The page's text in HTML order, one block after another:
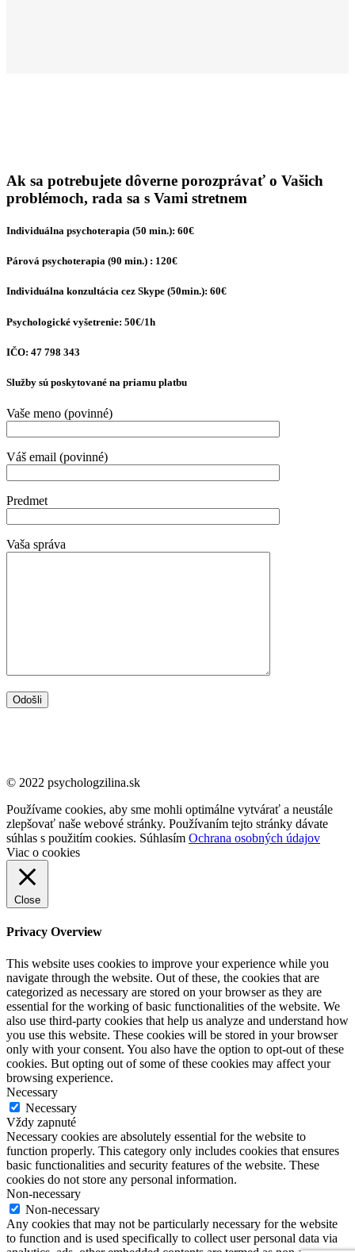
Ak sa potrebujete dôverne porozprávať o Vašich
problémoch, rada sa s Vami stretnem
Individuálna psychoterapia (50 min.): 60€
Párová psychoterapia (90 min.) : 120€
Individuálna konzultácia cez Skype (50min.): 60€
Psychologické vyšetrenie: 50€/1h
IČO: 47 798 343
Služby sú poskytované na priamu platbu
Vaše meno (povinné)
Váš email (povinné)
Predmet
Vaša správa
© 2022 psychologzilina.sk
Používame cookies, aby sme mohli optimálne vytvárať a neustále
zlepšovať naše webové stránky. Používaním tejto stránky dávate
súhlas s použitím cookies. Súhlasím Ochrana osobných údajov
Viac o cookies
Close
Privacy Overview
This website uses cookies to improve your experience while you
navigate through the website. Out of these, the cookies that are
categorized as necessary are stored on your browser as they are
essential for the working of basic functionalities of the website. We
also use third-party cookies that help us analyze and understand how
you use this website. These cookies will be stored in your browser
only with your consent. You also have the option to opt-out of these
cookies. But opting out of some of these cookies may affect your
browsing experience.
Necessary
Necessary
Vždy zapnuté
Necessary cookies are absolutely essential for the website to
function properly. This category only includes cookies that ensures
basic functionalities and security features of the website. These
cookies do not store any personal information.
Non-necessary
Non-necessary
Any cookies that may not be particularly necessary for the website
to function and is used specifically to collect user personal data via